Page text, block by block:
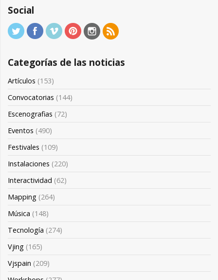
Social
Categorías de las noticias
Artículos (153)
Convocatorias (144)
Escenografias (72)
Eventos (490)
Festivales (109)
Instalaciones (220)
Interactividad (62)
Mapping (264)
Música (148)
Tecnología (274)
Vjing (165)
Vjspain (209)